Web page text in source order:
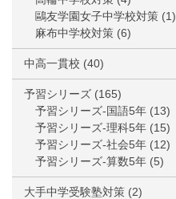
鷗友学園女子中学校対策 (1)
麻布中学校対策 (6)
中高一貫校 (40)
予習シリーズ (165)
予習シリーズ-国語5年 (13)
予習シリーズ-理科5年 (15)
予習シリーズ-社会5年 (12)
予習シリーズ-算数5年 (5)
大手中学受験塾対策 (2)